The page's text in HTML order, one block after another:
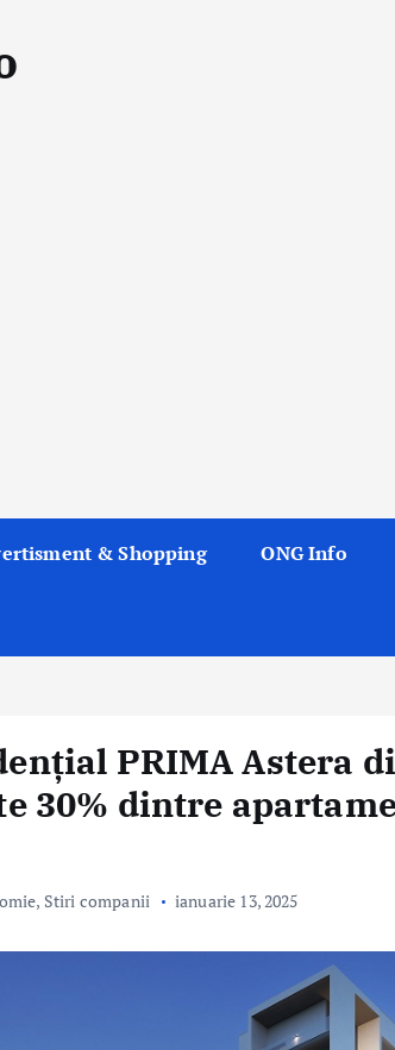
& Shopping ONG Info
PRIMA Astera
30% dintre
, Stiri companii ianuarie 13, 2025